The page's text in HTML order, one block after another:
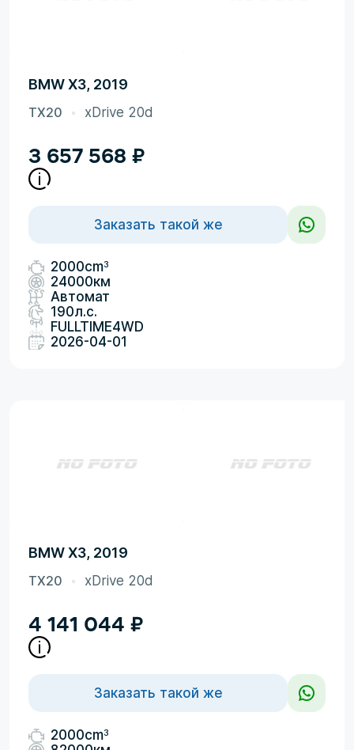
BMW X3, 2019
TX20 xDrive 20d
3 657 568 ₽
Заказать такой же
2000cm3
24000км
Автомат
190л.с.
FULLTIME4WD
2026-04-01
BMW X3, 2019
TX20 xDrive 20d
4 141 044 ₽
Заказать такой же
2000cm3